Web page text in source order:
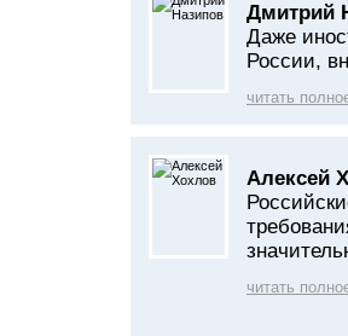
Дмитрий
Даже
России,
читать
Алексей
читать